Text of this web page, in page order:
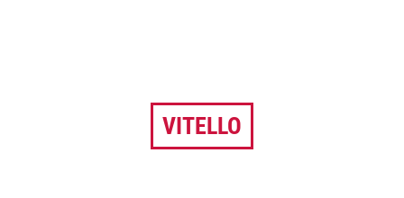
VITELLO